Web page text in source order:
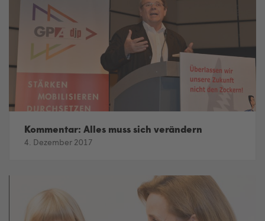
Kommentar: Alles muss sich verändern
4. Dezember 2017